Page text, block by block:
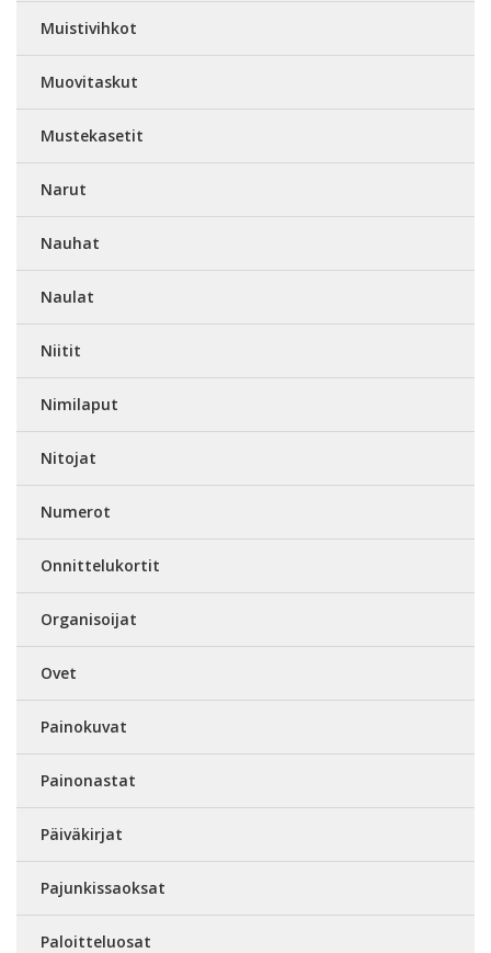
Muistivihkot
Muovitaskut
Mustekasetit
Narut
Nauhat
Naulat
Niitit
Nimilaput
Nitojat
Numerot
Onnittelukortit
Organisoijat
Ovet
Painokuvat
Painonastat
Päiväkirjat
Pajunkissaoksat
Paloitteluosat